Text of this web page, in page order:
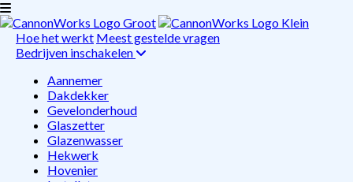
Hoe het werkt Meest gestelde vragen
Bedrijven inschakelen
Aannemer
Dakdekker
Gevelonderhoud
Glaszetter
Glazenwasser
Hekwerk
Hovenier